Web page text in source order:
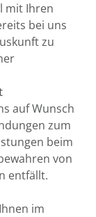
mit Ihren
bei uns
zu
auf Wunsch
zum
beim
von
entfällt.
im